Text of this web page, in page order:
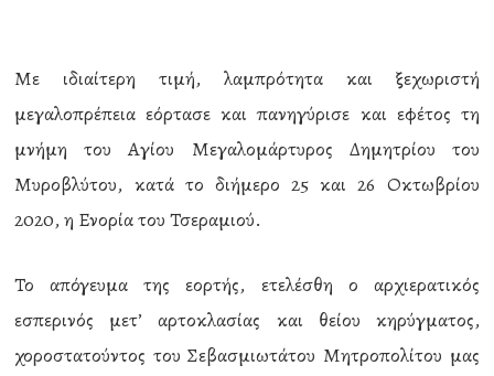
Με ιδιαίτερη τιμή, λαμπρότητα και ξεχωριστή
μεγαλοπρέπεια εόρτασε και πανηγύρισε και εφέτος τη
μνήμη του Αγίου Μεγαλομάρτυρος Δημητρίου του
Μυροβλύτου, κατά το διήμερο 25 και 26 Οκτωβρίου
2020, η Ενορία του Τσεραμιού.
Το απόγευμα της εορτής, ετελέσθη ο αρχιερατικός
εσπερινός μετ’ αρτοκλασίας και θείου κηρύγματος,
χοροστατούντος του Σεβασμιωτάτου Μητροπολίτου μας